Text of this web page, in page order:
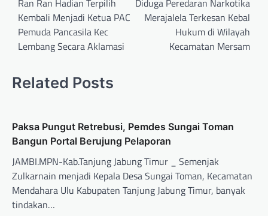
Ran Ran Hadian Terpilih
Kembali Menjadi Ketua PAC
Pemuda Pancasila Kec
Lembang Secara Aklamasi
Diduga Peredaran Narkotika
Merajalela Terkesan Kebal
Hukum di Wilayah
Kecamatan Mersam
Related Posts
Paksa Pungut Retrebusi, Pemdes Sungai Toman
Bangun Portal Berujung Pelaporan
JAMBI.MPN-Kab.Tanjung Jabung Timur _ Semenjak
Zulkarnain menjadi Kepala Desa Sungai Toman, Kecamatan
Mendahara Ulu Kabupaten Tanjung Jabung Timur, banyak
tindakan…